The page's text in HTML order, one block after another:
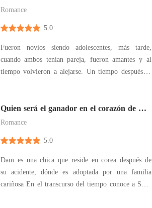
Romance
5.0
Fueron novios siendo adolescentes, más tarde,
cuando ambos tenían pareja, fueron amantes y al
tiempo volvieron a alejarse. Un tiempo después se
y a pesar de querer estar juntos, se alejan una vez,
siguiend
Quien será el ganador en el corazón de T/
N
Romance
5.0
Dam es una chica que reside en corea después de
su acidente, dónde es adoptada por una familia
cariñosa En el transcurso del tiempo conoce a Suga